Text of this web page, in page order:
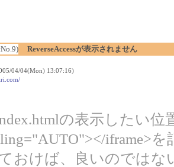
ReverseAccessが表示されません
04/04(Mon) 13:07:16)
の表示したい位
iframe>を
おけば、良いのではな